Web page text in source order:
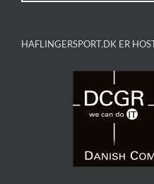
HAFLINGERSPORT.DK ER